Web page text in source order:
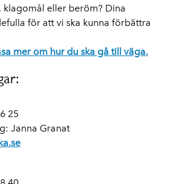
klagomål eller beröm? Dina
för att vi ska kunna förbättra
mer om hur du ska gå till väga.
25
Janna Granat